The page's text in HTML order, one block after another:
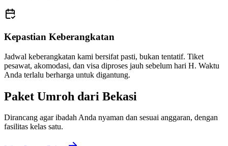
Kepastian Keberangkatan
Jadwal keberangkatan kami bersifat pasti, bukan tentatif. Tiket
pesawat, akomodasi, dan visa diproses jauh sebelum hari H. Waktu
Anda terlalu berharga untuk digantung.
Paket Umroh dari Bekasi
Dirancang agar ibadah Anda nyaman dan sesuai anggaran, dengan
fasilitas kelas satu.